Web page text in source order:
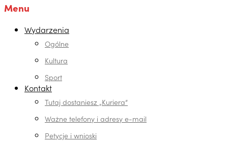
Menu
Wydarzenia
Ogólne
Kultura
Sport
Kontakt
Tutaj dostaniesz „Kuriera”
Ważne telefony i adresy e-mail
Petycje i wnioski